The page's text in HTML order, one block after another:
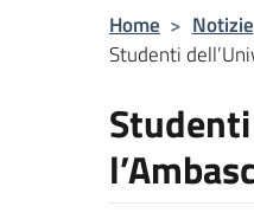
Home > Notizie
Studenti
Studenti